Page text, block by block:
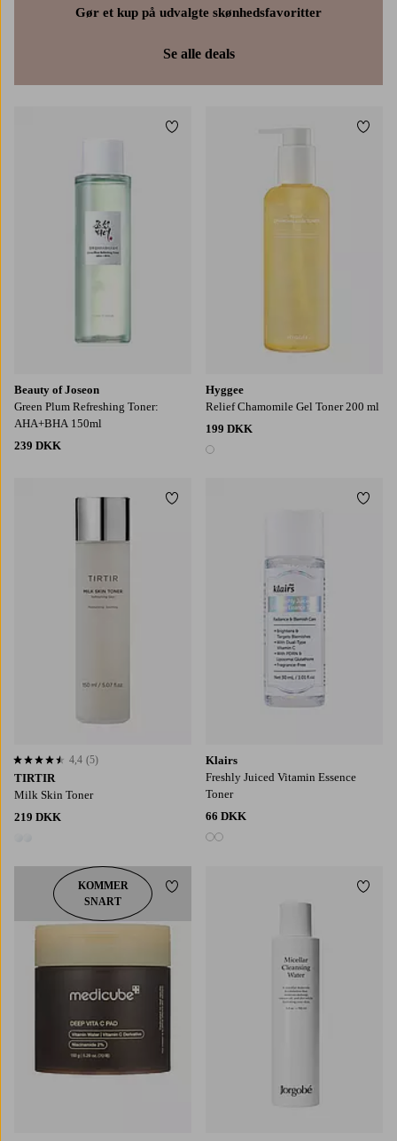
Gør et kup på udvalgte skønhedsfavoritter
Se alle deals
Beauty of Joseon
Green Plum Refreshing Toner:
AHA+BHA 150ml
239 DKK
Tilføj til favoritter
Hyggee
Relief Chamomile Gel Toner 200 ml
199 DKK
1 farve
TIRTIR
Milk Skin Toner
219 DKK
4,4 baseret på 5 bedømmelser
4,4 (5)
Tilføj til favoritter
Klairs
Freshly Juiced Vitamin Essence
Toner
66 DKK
2 farver
KOMMER
SNART
Tilføj til favoritter